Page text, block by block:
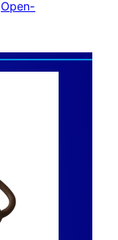
Open-